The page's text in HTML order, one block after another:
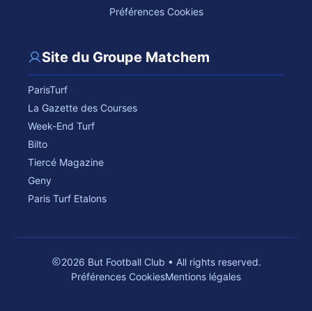
Préférences Cookies
Site du Groupe Matchem
ParisTurf
La Gazette des Courses
Week-End Turf
Bilto
Tiercé Magazine
Geny
Paris Turf Etalons
2026 But Football Club • All rights reserved.
Préférences CookiesMentions légales